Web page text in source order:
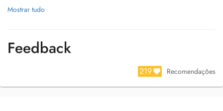
Mostrar tudo
Feedback
219 Recomendações